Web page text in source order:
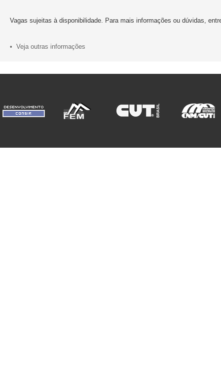
Vagas sujeitas à disponibilidade. Para mais informações ou dúvidas,
• Veja outras informações